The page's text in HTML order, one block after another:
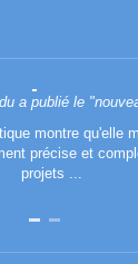
a publié le
montre qu'elle
précise et
projets ...